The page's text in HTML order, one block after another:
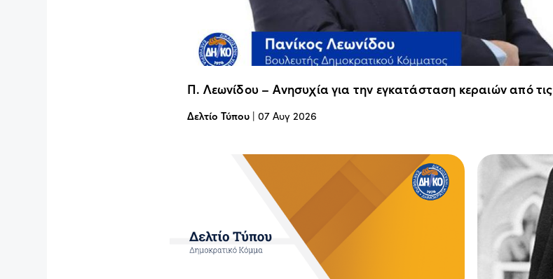
Π. Λεωνίδου – Ανησυχία για την εγκατάσταση κεραιών από
Δελτίο Τύπου | 07 Αυγ 2026